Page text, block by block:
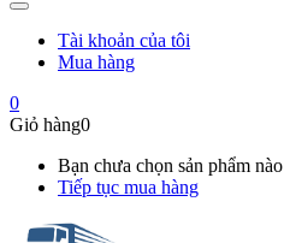
Tài khoản của tôi
Mua hàng
0
Giỏ hàng0
Bạn chưa chọn sản phẩm nào
Tiếp tục mua hàng